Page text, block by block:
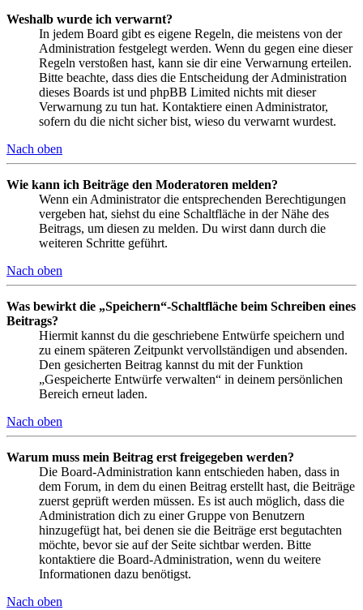
Weshalb wurde ich verwarnt?
In jedem Board gibt es eigene Regeln, die meistens von der
Administration festgelegt werden. Wenn du gegen eine dieser
Regeln verstoßen hast, kann sie dir eine Verwarnung erteilen.
Bitte beachte, dass dies die Entscheidung der Administration
dieses Boards ist und phpBB Limited nichts mit dieser
Verwarnung zu tun hat. Kontaktiere einen Administrator,
sofern du die nicht sicher bist, wieso du verwarnt wurdest.
Nach oben
Wie kann ich Beiträge den Moderatoren melden?
Wenn ein Administrator die entsprechenden Berechtigungen
vergeben hat, siehst du eine Schaltfläche in der Nähe des
Beitrags, um diesen zu melden. Du wirst dann durch die
weiteren Schritte geführt.
Nach oben
Was bewirkt die „Speichern“-Schaltfläche beim Schreiben eines
Beitrags?
Hiermit kannst du die geschriebene Entwürfe speichern und
zu einem späteren Zeitpunkt vervollständigen und absenden.
Den gesicherten Beitrag kannst du mit der Funktion
„Gespeicherte Entwürfe verwalten“ in deinem persönlichen
Bereich erneut laden.
Nach oben
Warum muss mein Beitrag erst freigegeben werden?
Die Board-Administration kann entschieden haben, dass in
dem Forum, in dem du einen Beitrag erstellt hast, die Beiträge
zuerst geprüft werden müssen. Es ist auch möglich, dass die
Administration dich zu einer Gruppe von Benutzern
hinzugefügt hat, bei denen sie die Beiträge erst begutachten
möchte, bevor sie auf der Seite sichtbar werden. Bitte
kontaktiere die Board-Administration, wenn du weitere
Informationen dazu benötigst.
Nach oben